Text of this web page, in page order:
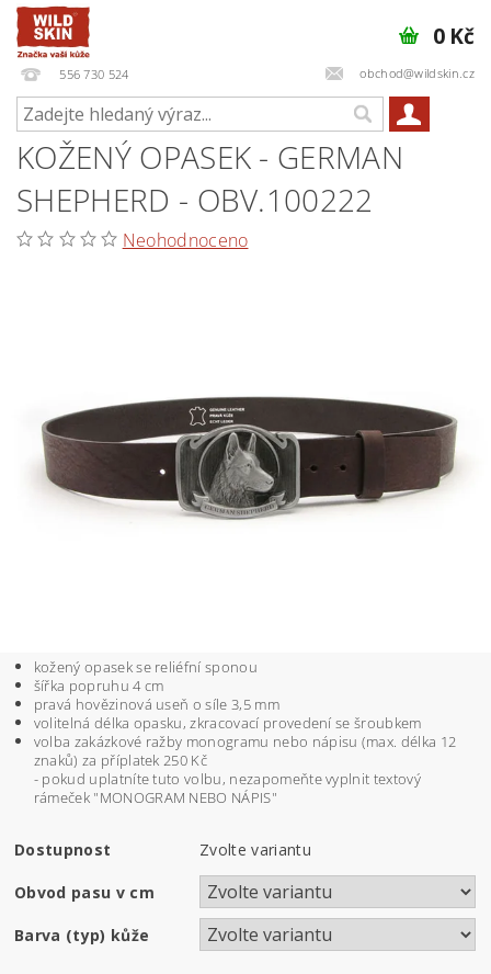
556 730 524 obchod@wildskin.cz
0 Kč
KOŽENÝ OPASEK - GERMAN
SHEPHERD - OBV.100222
Neohodnoceno
kožený opasek se reliéfní sponou
šířka popruhu 4 cm
pravá hovězinová useň o síle 3,5 mm
volitelná délka opasku, zkracovací provedení se šroubkem
volba zakázkové ražby monogramu nebo nápisu (max. délka 12
znaků) za příplatek 250 Kč
- pokud uplatníte tuto volbu, nezapomeňte vyplnit textový
rámeček "MONOGRAM NEBO NÁPIS"
Dostupnost Zvolte variantu
Obvod pasu v cm
Barva (typ) kůže